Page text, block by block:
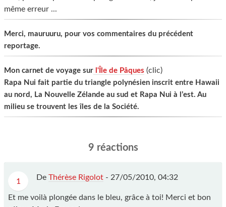
même erreur ...
Merci, mauruuru, pour vos commentaires du précédent
reportage.
Mon carnet de voyage sur l'Île de Pâques (clic)
Rapa Nui fait partie du triangle polynésien inscrit entre Hawaii
au nord, La Nouvelle Zélande au sud et Rapa Nui à l’est. Au
milieu se trouvent les îles de la Société.
9 réactions
1 De Thérèse Rigolot - 27/05/2010, 04:32
Et me voilà plongée dans le bleu, grâce à toi! Merci et bon